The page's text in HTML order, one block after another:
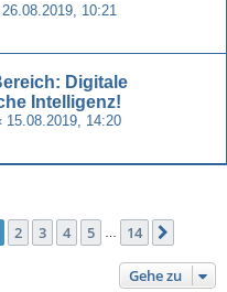
26.08.2019, 10:21
Digitale
Intelligenz!
15.08.2019, 14:20
1von 14
2 3 4 5 14
Gehe zu